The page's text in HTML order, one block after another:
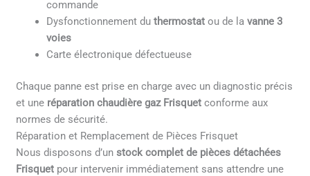
commande
Dysfonctionnement duthermostat ou de lavanne 3
voies
Carte électronique défectueuse
Chaque panne est prise en charge avec un diagnostic précis
et une réparation chaudière gaz Frisquet conforme aux
normes de sécurité.
Réparation et Remplacement de Pièces Frisquet
Nous disposons d’unstock complet de pièces détachées
Frisquet pour intervenir immédiatement sans attendre une